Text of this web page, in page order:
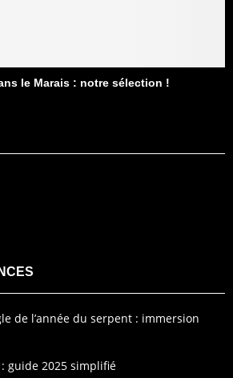
le Marais : notre sélection !
de l’année du serpent : immersion
guide 2025 simplifié